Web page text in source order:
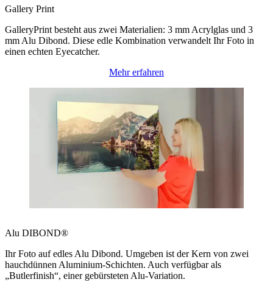
Gallery Print
GalleryPrint besteht aus zwei Materialien: 3 mm Acrylglas und 3
mm Alu Dibond. Diese edle Kombination verwandelt Ihr Foto in
einen echten Eyecatcher.
Mehr erfahren
Alu DIBOND®
Ihr Foto auf edles Alu Dibond. Umgeben ist der Kern von zwei
hauchdünnen Aluminium-Schichten. Auch verfügbar als
„Butlerfinish“, einer gebürsteten Alu-Variation.